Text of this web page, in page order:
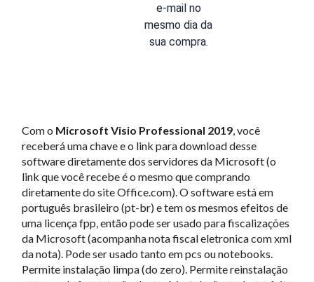
e-mail no
mesmo dia da
sua compra.
Com o Microsoft Visio Professional 2019, você
receberá uma chave e o link para download desse
software diretamente dos servidores da Microsoft (o
link que você recebe é o mesmo que comprando
diretamente do site Office.com). O software está em
português brasileiro (pt-br) e tem os mesmos efeitos de
uma licença fpp, então pode ser usado para fiscalizações
da Microsoft (acompanha nota fiscal eletronica com xml
da nota). Pode ser usado tanto em pcs ou notebooks.
Permite instalação limpa (do zero). Permite reinstalação